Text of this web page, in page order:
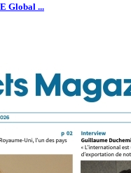
Global ...